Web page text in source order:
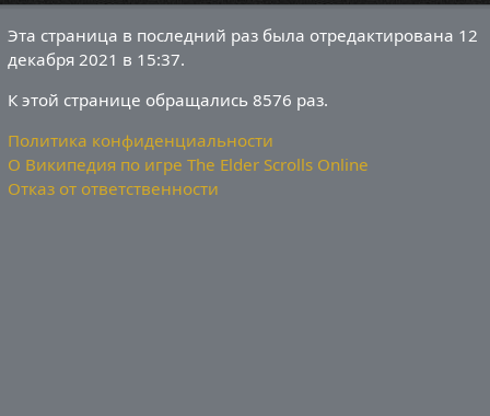
Эта страница в последний раз была отредактирована 12
декабря 2021 в 15:37.
К этой странице обращались 8576 раз.
Политика конфиденциальности
О Википедия по игре The Elder Scrolls Online
Отказ от ответственности